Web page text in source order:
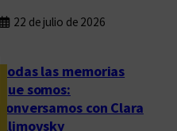
22 de julio de 2026
Todas las memorias
que somos:
conversamos con Clara
Klimovsky